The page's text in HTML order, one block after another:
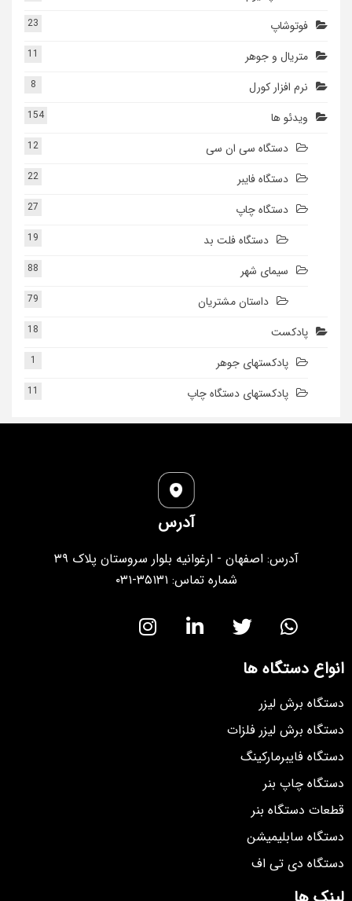
فوتوشاپ 23
متریال و جوهر 11
نرم افزار کورل 8
ویدئو ها 154
دستگاه سی ان سی 12
دستگاه فایبر 22
دستگاه چاپ 27
دستگاه فلت بد 19
سیمای شهر 88
داستان مشتریان 79
پادکست 18
پادکستهای جوهر 1
پادکستهای دستگاه چاپ 11
آدرس
آدرس: اصفهان - ارغوانیه بلوار سروستان پلاک ۳۹
شماره تماس: ۳۵۱۳۱-۰۳۱
انواع دستگاه ها
دستگاه برش لیزر
دستگاه برش لیزر فلزات
دستگاه فایبرمارکینگ
دستگاه چاپ بنر
قطعات دستگاه بنر
دستگاه سابلیمیشن
دستگاه دی تی اف